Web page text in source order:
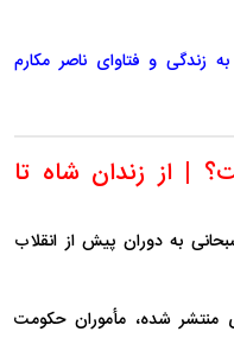
و فتاوای ناصر مکارم
| از زندان شاه تا
به دوران پیش از انقلاب
منتشر شده، مأموران حکومت